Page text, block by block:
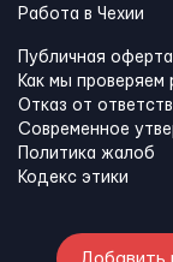
Работа в Чехии
Публичная оферта
Как мы проверяем
Отказ от
Современное
Политика жалоб
Кодекс этики